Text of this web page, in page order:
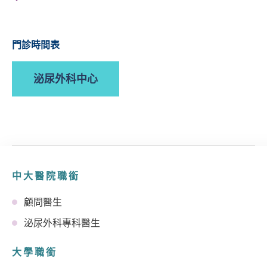
門診時間表
泌尿外科中心
中大醫院職銜
顧問醫生
泌尿外科專科醫生
大學職銜